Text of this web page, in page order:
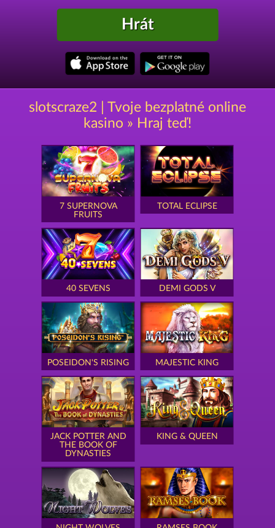
Hrát
slotscraze2 | Tvoje bezplatné online
kasino » Hraj teď!
7 SUPERNOVA
FRUITS
TOTAL ECLIPSE
40 SEVENS DEMI GODS V
POSEIDON'S RISING MAJESTIC KING
JACK POTTER AND
THE BOOK OF
DYNASTIES
KING & QUEEN